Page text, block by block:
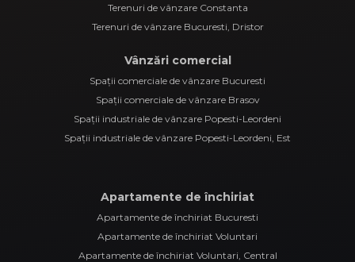
Terenuri de vânzare Constanta
Terenuri de vânzare Bucuresti, Dristor
Vânzări comercial
Spații comerciale de vânzare Bucuresti
Spații comerciale de vânzare Brasov
Spații industriale de vânzare Popesti-Leordeni
Spații industriale de vânzare Popesti-Leordeni, Est
Apartamente de închiriat
Apartamente de închiriat Bucuresti
Apartamente de închiriat Voluntari
Apartamente de închiriat Voluntari, Central